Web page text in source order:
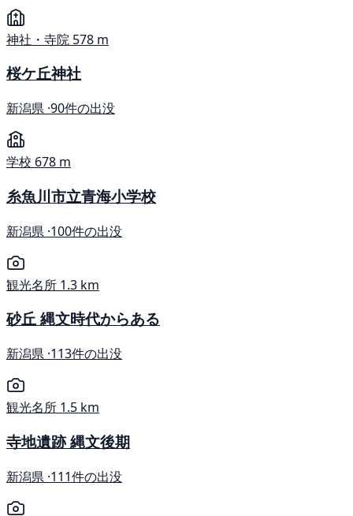
神社・寺院 578 m
桜ケ丘神社
新潟県 ·90件の出没
学校 678 m
糸魚川市立青海小学校
新潟県 ·100件の出没
観光名所 1.3 km
砂丘 縄文時代からある
新潟県 ·113件の出没
観光名所 1.5 km
寺地遺跡 縄文後期
新潟県 ·111件の出没